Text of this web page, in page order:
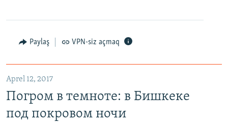
Paylaş VPN-siz açmaq
Aprel 12, 2017
Погром в темноте: в Бишкеке
под покровом ночи